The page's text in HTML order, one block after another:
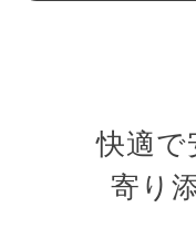
快適で
寄り